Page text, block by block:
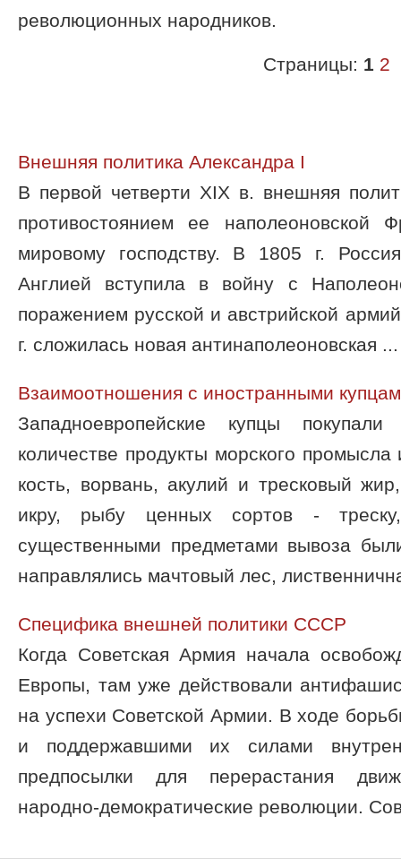
революционных народников.
Страницы: 1 2
Внешняя политика Александра I
В первой четверти XIX в. внешняя
противостоянием ее наполеоновской
мировому господству. В 1805 г.
Англией вступила в войну с
поражением русской и австрийской
г. сложилась новая антинаполеоновская ...
Взаимоотношения с иностранными
Западноевропейские купцы
количестве продукты морского
кость, ворвань, акулий и тресковый
икру, рыбу ценных сортов -
существенными предметами вывоза
направлялись мачтовый лес,
Специфика внешней политики СССР
Когда Советская Армия начала
Европы, там уже действовали
на успехи Советской Армии. В ходе
и поддержавшими их силами
предпосылки для перерастания
народно-демократические революции.